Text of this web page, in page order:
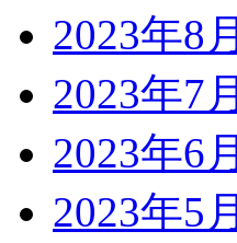
2023年8月
2023年7月
2023年6月
2023年5月